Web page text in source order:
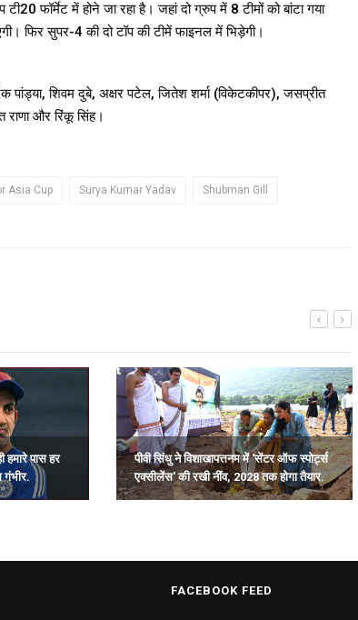
फॉर्मेट में होने जा रहा है। जहां दो ग्रुप में 8 टीमों को बांटा गया
फिर सुपर-4 की दो टॉप की टीमें फाइनल में भिड़ेगी।
पांड्या, शिवम दुबे, अक्षर पटेल, जितेश शर्मा (विकेटकीपर), जसप्रीत
राणा और रिंकू सिंह।
Asia Cup Surya Kumar Yadav Shubman Gill
हमारे पास हर
गंभीर.
पीवी सिंधु ने विशाखापत्तनम में 'सेंटर ऑफ स्पोर्ट्स
एक्सीलेंस' की रखी नींव, 2028 तक होगा तैयार.
FACEBOOK FEED